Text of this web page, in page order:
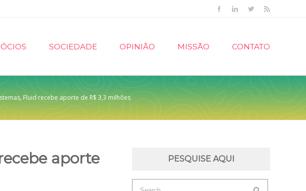
FacebookLinkedinTwitter
SOCIEDADE OPINIÃO MISSÃO CONTATO
Fluid recebe aporte de R$ 3,3 milhões
aporte
PESQUISE AQUI